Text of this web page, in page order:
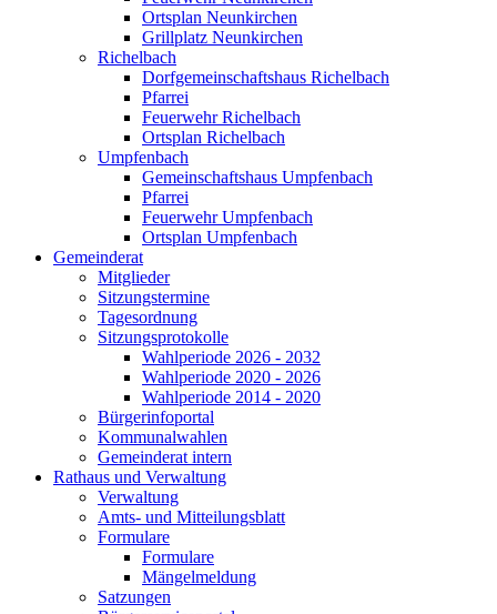
Ortsplan Neunkirchen
Grillplatz Neunkirchen
Richelbach
Dorfgemeinschaftshaus Richelbach
Pfarrei
Feuerwehr Richelbach
Ortsplan Richelbach
Umpfenbach
Gemeinschaftshaus Umpfenbach
Pfarrei
Feuerwehr Umpfenbach
Ortsplan Umpfenbach
Gemeinderat
Mitglieder
Sitzungstermine
Tagesordnung
Sitzungsprotokolle
Wahlperiode 2026 - 2032
Wahlperiode 2020 - 2026
Wahlperiode 2014 - 2020
Bürgerinfoportal
Kommunalwahlen
Gemeinderat intern
Rathaus und Verwaltung
Verwaltung
Amts- und Mitteilungsblatt
Formulare
Formulare
Mängelmeldung
Satzungen